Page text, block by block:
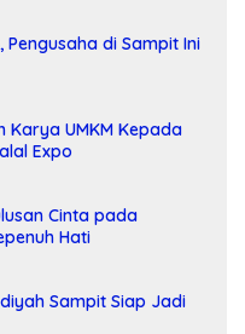
Pengusaha di Sampit Ini
Karya UMKM Kepada
Expo
Cinta pada
Hati
Sampit Siap Jadi